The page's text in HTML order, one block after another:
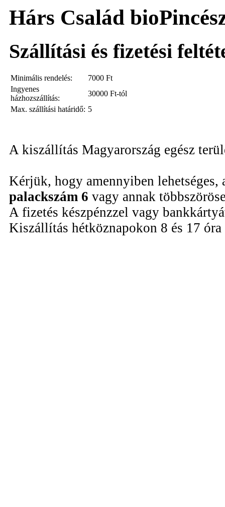
Hárs Család
Szállítási és fizetési
Minimális rendelés: 7000 Ft
Ingyenes
házhozszállítás:
30000 Ft-tól
Max. szállítási határidő: 5
A kiszállítás Magyarország egész
Kérjük, hogy amennyiben lehetséges,
palackszám 6 vagy annak
A fizetés készpénzzel vagy
Kiszállítás hétköznapokon 8 és 17